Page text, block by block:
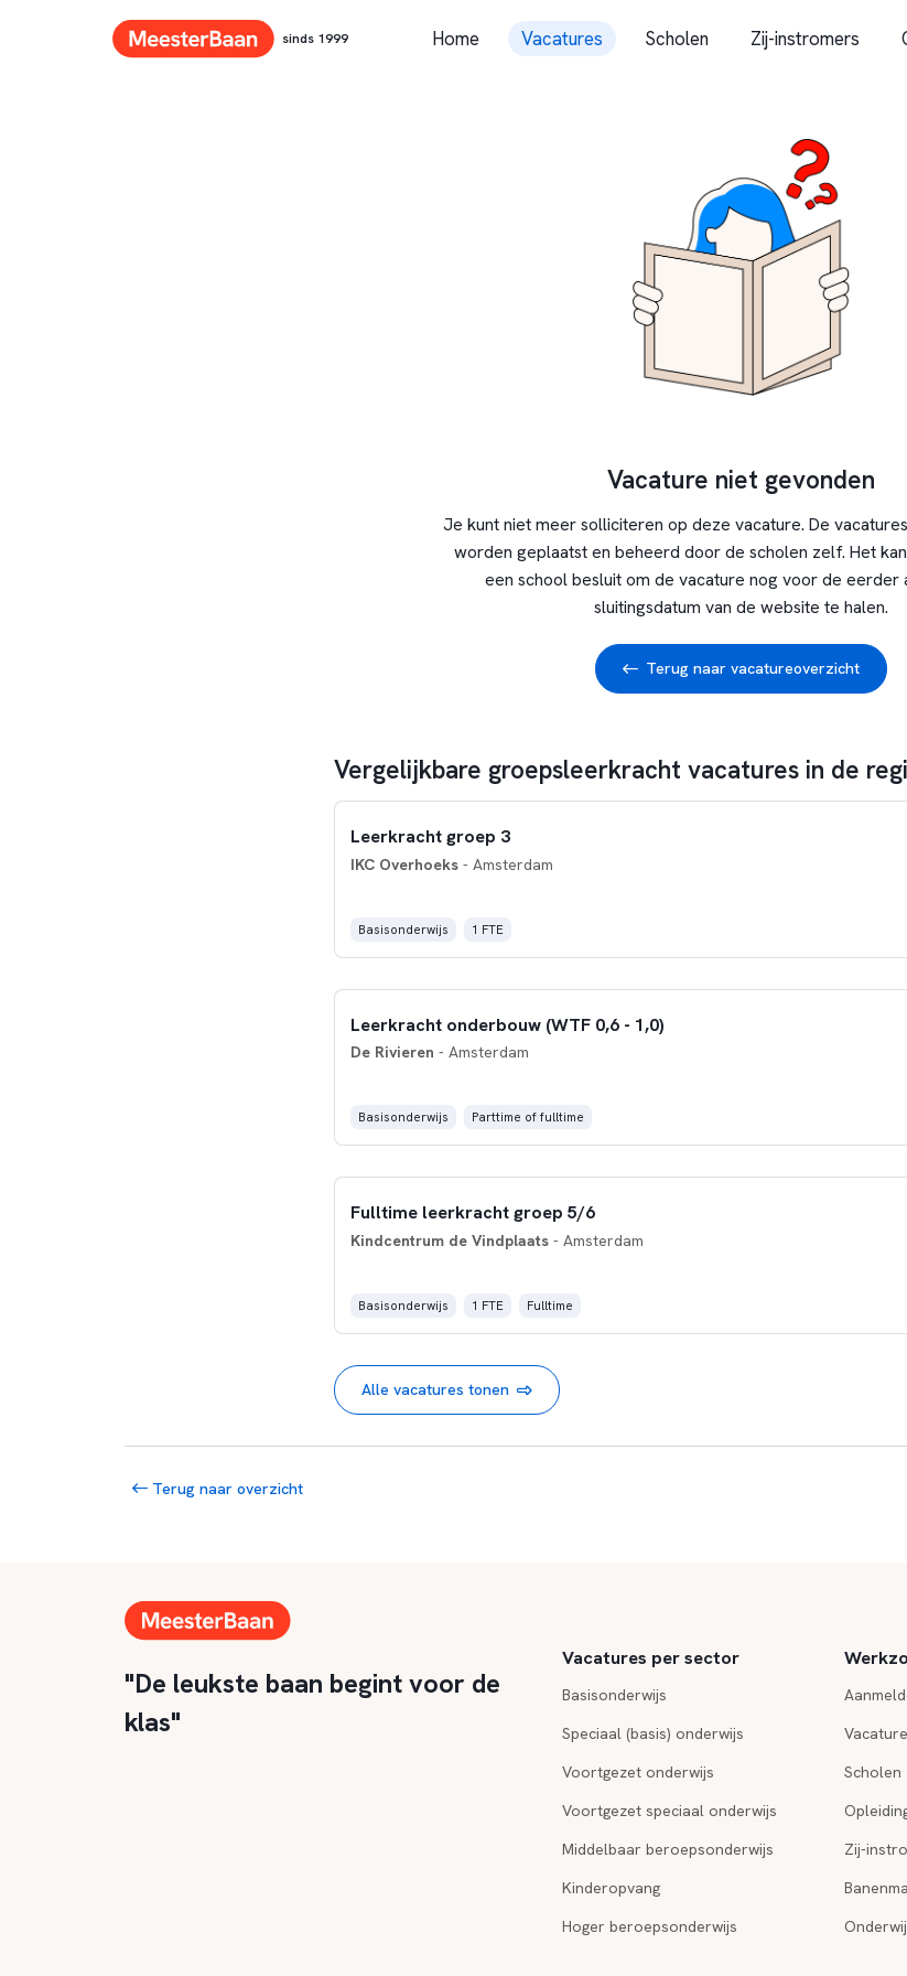
sinds 1999 Home Vacatures Scholen Zij-instromers
Vacature niet gevonden
Je kunt niet meer solliciteren op deze vacature. De
worden geplaatst en beheerd door de scholen zelf. Het
een school besluit om de vacature nog voor de eerder
sluitingsdatum van de website te halen.
Terug naar vacatureoverzicht
Vergelijkbare groepsleerkracht vacatures in de
Leerkracht groep 3
IKC Overhoeks- Amsterdam
Basisonderwijs 1 FTE
Leerkracht onderbouw (WTF 0,6 - 1,0)
De Rivieren - Amsterdam
Basisonderwijs Parttime of fulltime
Fulltime leerkracht groep 5/6
Kindcentrum de Vindplaats- Amsterdam
Basisonderwijs 1 FTE Fulltime
Alle vacatures tonen
Terug naar overzicht
"De leukste baan begint voor de
klas"
Vacatures per sector
Basisonderwijs
Speciaal (basis) onderwijs
Voortgezet onderwijs
Voortgezet speciaal onderwijs
Middelbaar beroepsonderwijs
Kinderopvang
Hoger beroepsonderwijs
Scholen
Zij-